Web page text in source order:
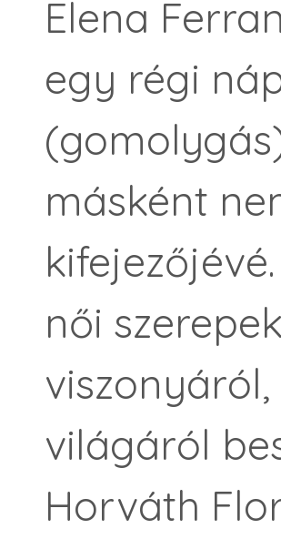
Elena
egy régi
másként
női
világáról
Horváth